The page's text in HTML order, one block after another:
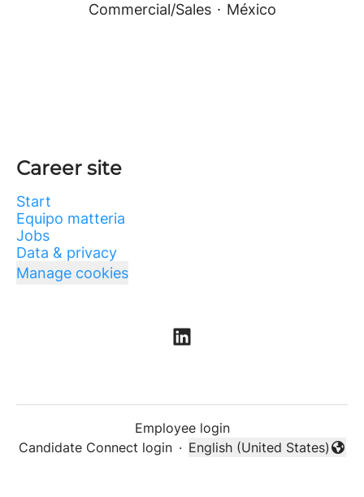
Commercial/Sales · México
Career site
Start
Equipo matteria
Jobs
Data & privacy
Manage cookies
Employee login
Candidate Connect login ·
Change language
English (United States)